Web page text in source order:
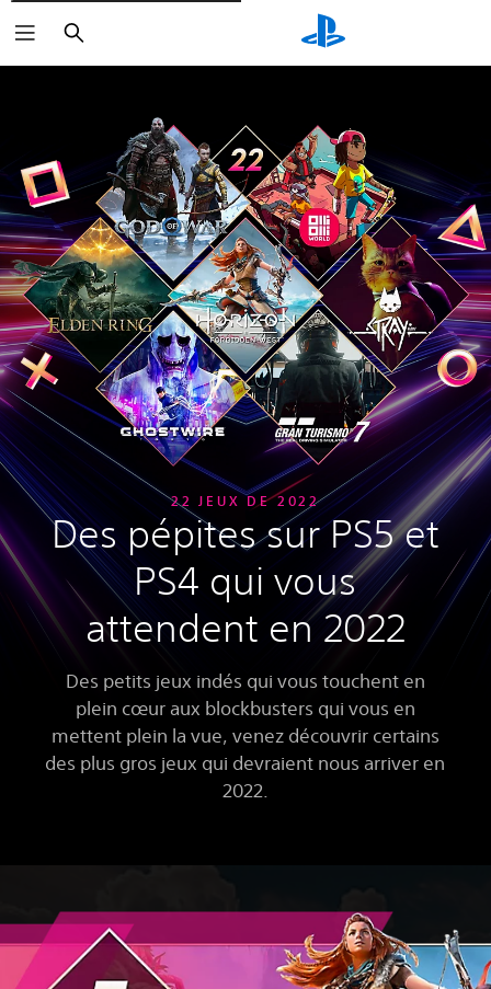
Rechercher
22 JEUX DE 2022
Des pépites sur PS5 et
PS4 qui vous
attendent en 2022
Des petits jeux indés qui vous touchent en
plein cœur aux blockbusters qui vous en
mettent plein la vue, venez découvrir certains
des plus gros jeux qui devraient nous arriver en
2022.